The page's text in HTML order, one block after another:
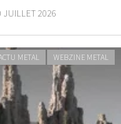
JUILLET 2026
METAL WEBZINE METAL